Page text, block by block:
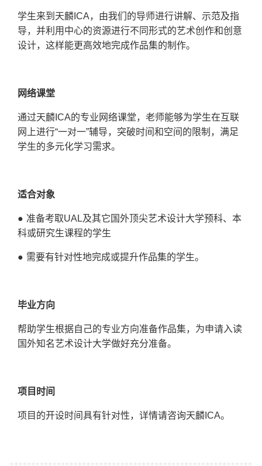
学生来到天麟 ICA，由我们的导师进行讲解、示范及指
导，并利用中心的资源进行不同形式的艺术创作和创意
设计，这样能更高效地完成作品集的制作。
网络课堂
通过天麟 ICA的专业网络课堂，老师能够为学生在互联
网上进行“一对一”辅导，突破时间和空间的限制，满足
学生的多元化学习需求。
适合对象
● 准备考取UAL及其它国外顶尖艺术设计大学预科、本
科或研究生课程的学生
● 需要有针对性地完成或提升作品集的学生。
毕业方向
帮助学生根据自己的专业方向准备作品集，为申请入读
国外知名艺术设计大学做好充分准备。
项目时间
项目的开设时间具有针对性，详情请咨询天麟ICA。